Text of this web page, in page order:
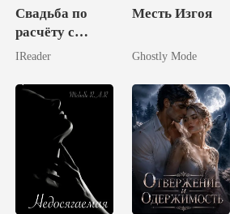
Свадьба по
расчёту с
магнатом
IReader
Месть Изгоя
Ghostly Mode